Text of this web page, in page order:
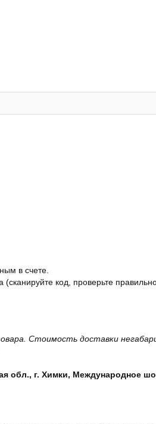
в счете.
(сканируйте код, проверьте
Стоимость доставки
обл., г. Химки, Международное